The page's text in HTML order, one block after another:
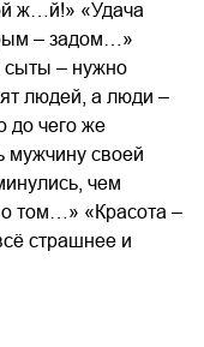
ж…й!» «Удача
– задом…»
сыты – нужно
людей, а люди –
до чего же
мужчину своей
чем
о том…» «Красота –
страшнее и